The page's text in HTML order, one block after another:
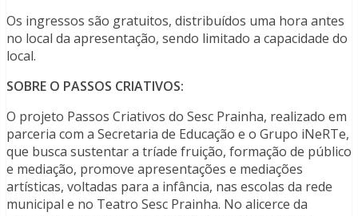
Os ingressos são gratuitos, distribuídos uma hora antes
no local da apresentação, sendo limitado a capacidade do
local.
SOBRE O PASSOS CRIATIVOS:
O projeto Passos Criativos do Sesc Prainha, realizado em
parceria com a Secretaria de Educação e o Grupo iNeRTe,
que busca sustentar a tríade fruição, formação de público
e mediação, promove apresentações e mediações
artísticas, voltadas para a infância, nas escolas da rede
municipal e no Teatro Sesc Prainha. No alicerce da